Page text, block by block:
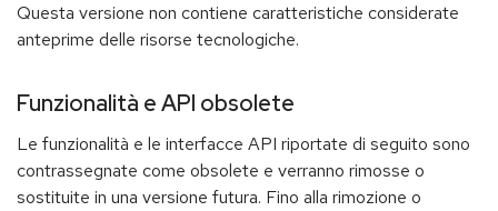
Questa versione non contiene caratteristiche considerate
anteprime delle risorse tecnologiche.
Funzionalità e API obsolete
Le funzionalità e le interfacce API riportate di seguito sono
contrassegnate come obsolete e verranno rimosse o
sostituite in una versione futura. Fino alla rimozione o